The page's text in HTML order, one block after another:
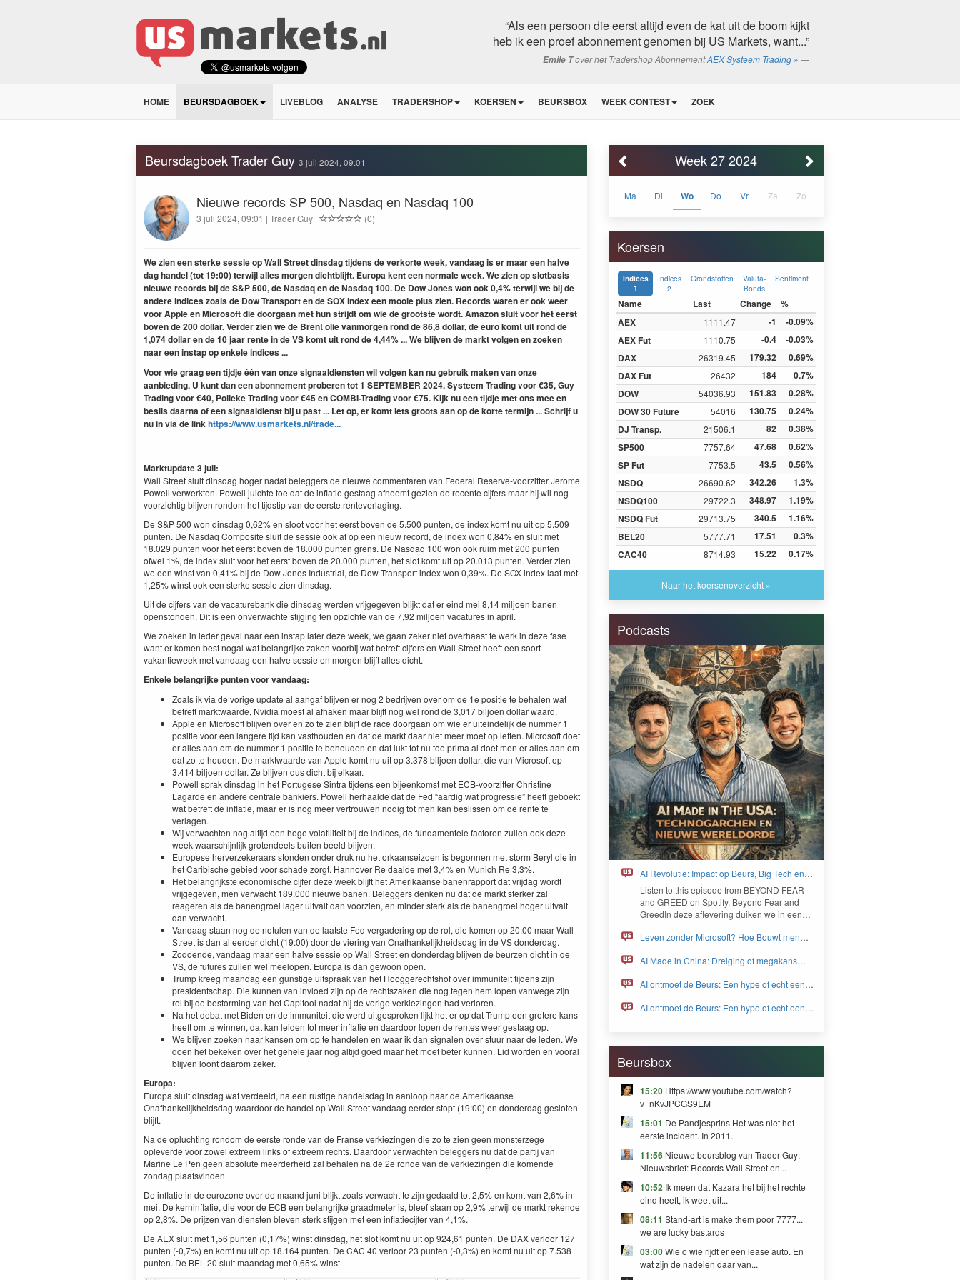
“Als een persoon die eerst altijd even de kat uit de boom kijkt
heb ik een proef abonnement genomen bij US Markets, want...”
Emile Tover het Tradershop AbonnementAEX Systeem Trading »
HOME BEURSDAGBOEK LIVEBLOG ANALYSE TRADERSHOP KOERSEN BEURSBOX WEEK CONTEST ZOEK
Beursdagboek Trader Guy 3 juli 2024, 09:01
Nieuwe records SP 500, Nasdaq en Nasdaq 100
3 juli 2024, 09:01 | Trader Guy | (0)
We zien een sterke sessie op Wall Street dinsdag tijdens de verkorte week, vandaag is er maar een halve
dag handel (tot 19:00) terwijl alles morgen dichtblijft. Europa kent een normale week. We zien op slotbasis
nieuwe records bij de S&P 500, de Nasdaq en de Nasdaq 100. De Dow Jones won ook 0,4% terwijl we bij de
andere indices zoals de Dow Transport en de SOX index een mooie plus zien. Records waren er ook weer
voor Apple en Microsoft die doorgaan met hun strijdt om wie de grootste wordt. Amazon sluit voor het eerst
boven de 200 dollar. Verder zien we de Brent olie vanmorgen rond de 86,8 dollar, de euro komt uit rond de
1,074 dollar en de 10 jaar rente in de VS komt uit rond de 4,44% ... We blijven de markt volgen en zoeken
naar een instap op enkele indices ...
Voor wie graag een tijdje één van onze signaaldiensten wil volgen kan nu gebruik maken van onze
aanbieding. U kunt dan een abonnement proberen tot 1 SEPTEMBER 2024. Systeem Trading voor €35, Guy
Trading voor €40, Polleke Trading voor €45 en COMBI-Trading voor €75. Kijk nu een tijdje met ons mee en
beslis daarna of een signaaldienst bij u past ... Let op, er komt iets groots aan op de korte termijn ... Schrijf u
nu in via de linkhttps://www.usmarkets.nl/trade...
Marktupdate 3 juli:
Wall Street sluit dinsdag hoger nadat beleggers de nieuwe commentaren van Federal Reserve-voorzitter Jerome
Powell verwerkten. Powell juichte toe dat de inflatie gestaag afneemt gezien de recente cijfers maar hij wil nog
voorzichtig blijven rondom het tijdstip van de eerste renteverlaging.
De S&P 500 won dinsdag 0,62% en sloot voor het eerst boven de 5.500 punten, de index komt nu uit op 5.509
punten. De Nasdaq Composite sluit de sessie ook af op een nieuw record, de index won 0,84% en sluit met
18.029 punten voor het eerst boven de 18.000 punten grens. De Nasdaq 100 won ook ruim met 200 punten
ofwel 1%, de index sluit voor het eerst boven de 20.000 punten, het slot komt uit op 20.013 punten. Verder zien
we een winst van 0,41% bij de Dow Jones Industrial, de Dow Transport index won 0,39%. De SOX index laat met
1,25% winst ook een sterke sessie zien dinsdag.
Uit de cijfers van de vacaturebank die dinsdag werden vrijgegeven blijkt dat er eind mei 8,14 miljoen banen
openstonden. Dit is een onverwachte stijging ten opzichte van de 7,92 miljoen vacatures in april.
We zoeken in ieder geval naar een instap later deze week, we gaan zeker niet overhaast te werk in deze fase
want er komen best nogal wat belangrijke zaken voorbij wat betreft cijfers en Wall Street heeft een soort
vakantieweek met vandaag een halve sessie en morgen blijft alles dicht.
Enkele belangrijke punten voor vandaag:
Zoals ik via de vorige update al aangaf blijven er nog 2 bedrijven over om de 1e positie te behalen wat
betreft marktwaarde, Nvidia moest al afhaken maar blijft nog wel rond de 3,017 biljoen dollar waard.
Apple en Microsoft blijven over en zo te zien blijft de race doorgaan om wie er uiteindelijk de nummer 1
positie voor een langere tijd kan vasthouden en dat de markt daar niet meer moet op letten. Microsoft doet
er alles aan om de nummer 1 positie te behouden en dat lukt tot nu toe prima al doet men er alles aan om
dat zo te houden. De marktwaarde van Apple komt nu uit op 3.378 biljoen dollar, die van Microsoft op
3.414 biljoen dollar. Ze blijven dus dicht bij elkaar.
Powell sprak dinsdag in het Portugese Sintra tijdens een bijeenkomst met ECB-voorzitter Christine
Lagarde en andere centrale bankiers. Powell herhaalde dat de Fed “aardig wat progressie” heeft geboekt
wat betreft de inflatie, maar er is nog meer vertrouwen nodig tot men kan beslissen om de rente te
verlagen.
Wij verwachten nog altijd een hoge volatiliteit bij de indices, de fundamentele factoren zullen ook deze
week waarschijnlijk grotendeels buiten beeld blijven.
Europese herverzekeraars stonden onder druk nu het orkaanseizoen is begonnen met storm Beryl die in
het Caribische gebied voor schade zorgt. Hannover Re daalde met 3,4% en Munich Re 3,3%.
Het belangrijkste economische cijfer deze week blijft het Amerikaanse banenrapport dat vrijdag wordt
vrijgegeven, men verwacht 189.000 nieuwe banen. Beleggers denken nu dat de markt sterker zal
reageren als de banengroei lager uitvalt dan voorzien, en minder sterk als de banengroei hoger uitvalt
dan verwacht.
Vandaag staan nog de notulen van de laatste Fed vergadering op de rol, die komen op 20:00 maar Wall
Street is dan al eerder dicht (19:00) door de viering van Onafhankelijkheidsdag in de VS donderdag.
Zodoende, vandaag maar een halve sessie op Wall Street en donderdag blijven de beurzen dicht in de
VS, de futures zullen wel meelopen. Europa is dan gewoon open.
Trump kreeg maandag een gunstige uitspraak van het Hooggerechtshof over immuniteit tijdens zijn
presidentschap. Die kunnen van invloed zijn op de rechtszaken die nog tegen hem lopen vanwege zijn
rol bij de bestorming van het Capitool nadat hij de vorige verkiezingen had verloren.
Na het debat met Biden en de immuniteit die werd uitgesproken lijkt het er op dat Trump een grotere kans
heeft om te winnen, dat kan leiden tot meer inflatie en daardoor lopen de rentes weer gestaag op.
We blijven zoeken naar kansen om op te handelen en waar ik dan signalen over stuur naar de leden. We
doen het bekeken over het gehele jaar nog altijd goed maar het moet beter kunnen. Lid worden en vooral
blijven loont daarom zeker.
Europa:
Europa sluit dinsdag wat verdeeld, na een rustige handelsdag in aanloop naar de Amerikaanse
Onafhankelijkheidsdag waardoor de handel op Wall Street vandaag eerder stopt (19:00) en donderdag gesloten
blijft.
Na de opluchting rondom de eerste ronde van de Franse verkiezingen die zo te zien geen monsterzege
opleverde voor zowel extreem links of extreem rechts. Daardoor verwachten beleggers nu dat de partij van
Marine Le Pen geen absolute meerderheid zal behalen na de 2e ronde van de verkiezingen die komende
zondag plaatsvinden.
De inflatie in de eurozone over de maand juni blijkt zoals verwacht te zijn gedaald tot 2,5% en komt van 2,6% in
mei. De kerninflatie, die voor de ECB een belangrijke graadmeter is, bleef staan op 2,9% terwijl de markt rekende
op 2,8%. De prijzen van diensten bleven sterk stijgen met een inflatiecijfer van 4,1%.
De AEX sluit met 1,56 punten (0,17%) winst dinsdag, het slot komt nu uit op 924,61 punten. De DAX verloor 127
punten (-0,7%) en komt nu uit op 18.164 punten. De CAC 40 verloor 23 punten (-0,3%) en komt nu uit op 7.538
punten. De BEL 20 sluit maandag met 0,65% winst.
Week 27 2024
Ma Di Wo Do Vr Za Zo
Koersen
Indices
1
Indices
2
Grondstoffen
Valuta-
Bonds
Sentiment
Name Last Change
%
AEX
1111.47 -1
-0.09%
AEX Fut
1110.75 -0.4
-0.03%
DAX
26319.45 179.32
0.69%
DAX Fut
26432 184
0.7%
DOW
54036.93 151.83
0.28%
DOW 30 Future
54016 130.75
0.24%
DJ Transp.
21506.1 82
0.38%
SP500
7757.64 47.68
0.62%
SP Fut
7753.5 43.5
0.56%
NSDQ
26690.62 342.26
1.3%
NSDQ100
29722.3 348.97
1.19%
NSDQ Fut
29713.75 340.5
1.16%
BEL20
5777.71 17.51
0.3%
CAC40
8714.93 15.22 0.17%
Naar het koersenoverzicht »
Podcasts
AI Revolutie: Impact op Beurs, Big Tech en
Nieuwe Wereldorde - BEYOND FEAR and
GREED
Lis­ten to this episode from BEYOND FEAR
andGREED on Spo­ti­fy. Beyond Fear and
Greed­In deze aflev­er­ing duiken we in een…
Leven zonder Microsoft? Hoe Bouwt men
BEYOND FEAR and GREED
AI Made in China: Dreiging of megakans
GREED
AI ontmoet de Beurs: Een hype of echt een
GREED
AI ontmoet de Beurs: Een hype of echt een
Beursbox
15:20 Https://www.youtube.com/watch?
v=nKvJPCGS9EM
15:01 De Pandjesprins Het was niet het
eerste incident. In 2011...
11:56 Nieuwe beursblog van Trader Guy:
Nieuwsbrief: Records Wall Street en...
10:52 Ik meen dat Kazara het bij het rechte
eind heeft, ik weet uit...
08:11 Stand-art is make them poor 7777...
we are lucky bastards
03:00Wie o wie rijdt er een lease auto. En
wat zijn de nadelen daar van...